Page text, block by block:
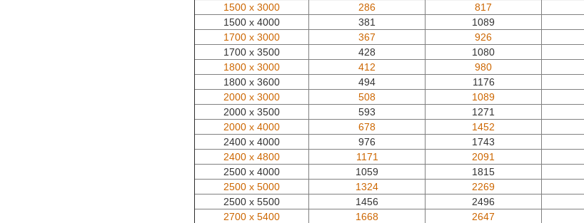
1500 x 3000
286 817
1500 x 4000
381 1089
1700 x 3000
367 926
1700 x 3500
428 1080
1800 x 3000
412 980
1800 x 3600
494 1176
2000 x 3000
508 1089
2000 x 3500
593 1271
2000 x 4000
678 1452
2400 x 4000
976 1743
2400 x 4800
1171 2091
2500 x 4000
1059 1815
2500 x 5000
1324 2269
2500 x 5500
1456 2496
2700 x 5400
1668 2647